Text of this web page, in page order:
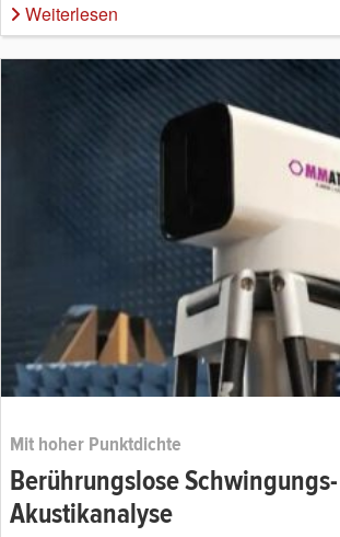
Weiterlesen
Mit hoher Punktdichte
Berührungslose
Akustikanalyse